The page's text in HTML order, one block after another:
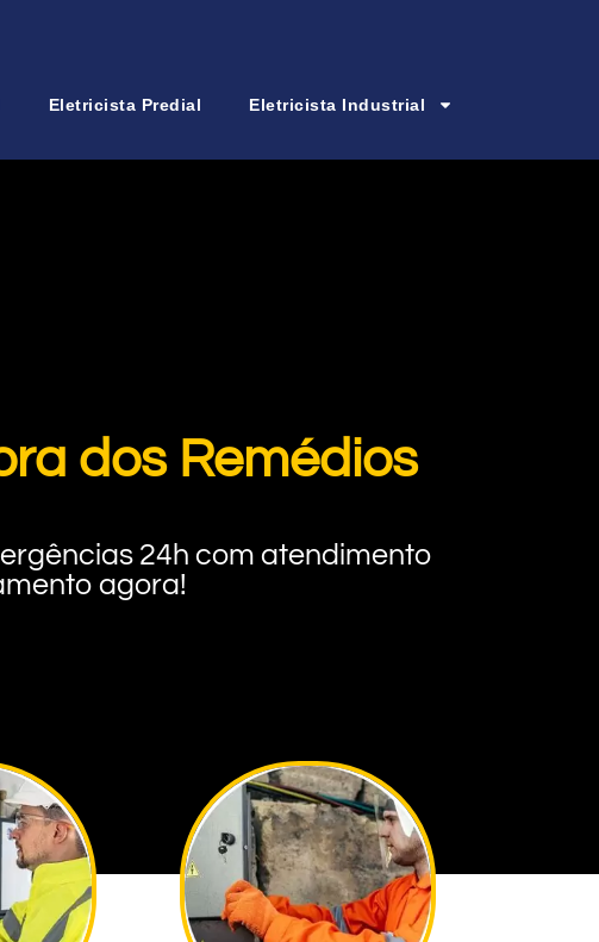
Eletricista Predial Eletricista Industrial
dos Remédios
24h com atendimento
agora!